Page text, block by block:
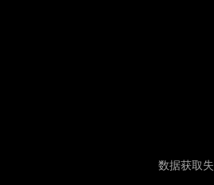
数据获取